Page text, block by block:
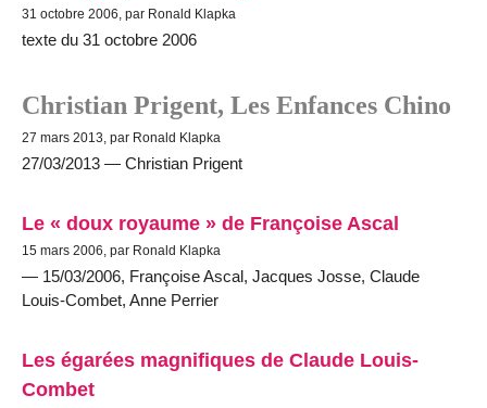
31 octobre 2006, par Ronald Klapka
texte du 31 octobre 2006
Christian Prigent, Les Enfances Chino
27 mars 2013, par Ronald Klapka
27/03/2013 — Christian Prigent
Le « doux royaume » de Françoise Ascal
15 mars 2006, par Ronald Klapka
— 15/03/2006, Françoise Ascal, Jacques Josse, Claude
Louis-Combet, Anne Perrier
Les égarées magnifiques de Claude Louis-
Combet